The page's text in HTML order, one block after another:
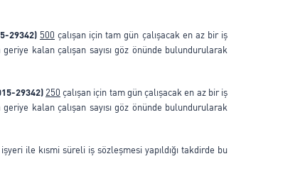
29342) 500 çalışan için tam gün çalışacak en az bir iş
kalan çalışan sayısı göz önünde bulundurularak
29342) 250 çalışan için tam gün çalışacak en az bir iş
kalan çalışan sayısı göz önünde bulundurularak
ile kısmi süreli iş sözleşmesi yapıldığı takdirde bu